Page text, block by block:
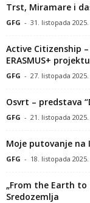
Trst, Miramare i
GFG - 31. listopada 2025.
Active Citizenship
ERASMUS+ projektu
GFG - 27. listopada 2025.
Osvrt – predstava
GFG - 21. listopada 2025.
Moje putovanje na
GFG - 18. listopada 2025.
„From the Earth to
Sredozemlja